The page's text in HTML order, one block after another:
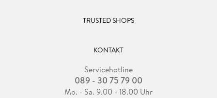
TRUSTED SHOPS
KONTAKT
Servicehotline
089 - 30 75 79 00
Mo. - Sa. 9.00 - 18.00 Uhr